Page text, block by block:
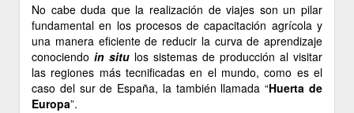
No cabe duda que la realización de viajes son un pilar
fundamental en los procesos de capacitación agrícola y
una manera eficiente de reducir la curva de aprendizaje
conociendo in situ los sistemas de producción al visitar
las regiones más tecnificadas en el mundo, como es el
caso del sur de España, la también llamada “Huerta de
Europa”.